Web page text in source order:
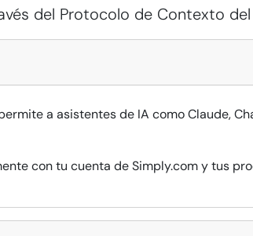
del Protocolo de Contexto del
a asistentes de IA como Claude,
con tu cuenta de Simply.com y tus